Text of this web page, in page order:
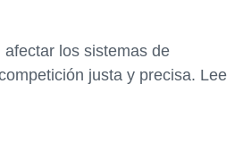
los sistemas de
justa y precisa. Lee